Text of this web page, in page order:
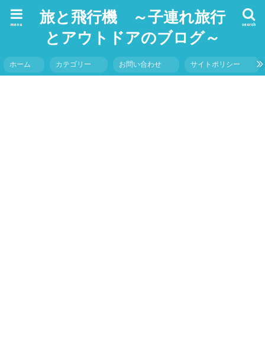
旅と飛行機 ～子連れ旅行
とアウトドアのブログ～
search
menu
ホーム カテゴリー お問い合わせ サイトポリシー